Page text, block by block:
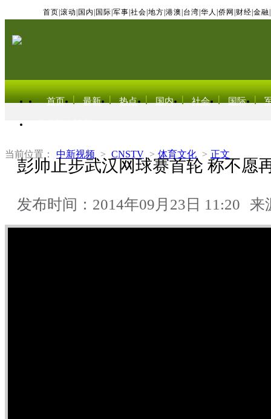
首页 滚动 国内 国际 军事 社会 地方 港澳 台湾 华人 侨网 财经 金融
首页 最新 热点 国内 社会 国际
当前位置： 中新视频 > CNSTV > 体育文化 > 正文
彭帅止步武汉网球赛首轮 称不愿
发布时间：2014年09月23日 11:20 来